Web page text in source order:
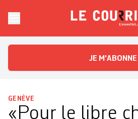
Le
JE M'ABONNE
GENÈVE
«Pour le libre